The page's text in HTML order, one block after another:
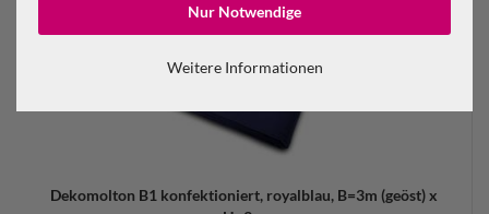
Nur Notwendige
Weitere Informationen
Dekomolton B1 konfektioniert, royalblau, B=3m (geöst) x